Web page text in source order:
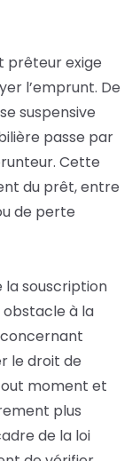
prêteur exige
l’emprunt. De
suspensive
passe par
. Cette
du prêt, entre
de perte
souscription
obstacle à la
concernant
le droit de
moment et
plus
de la loi